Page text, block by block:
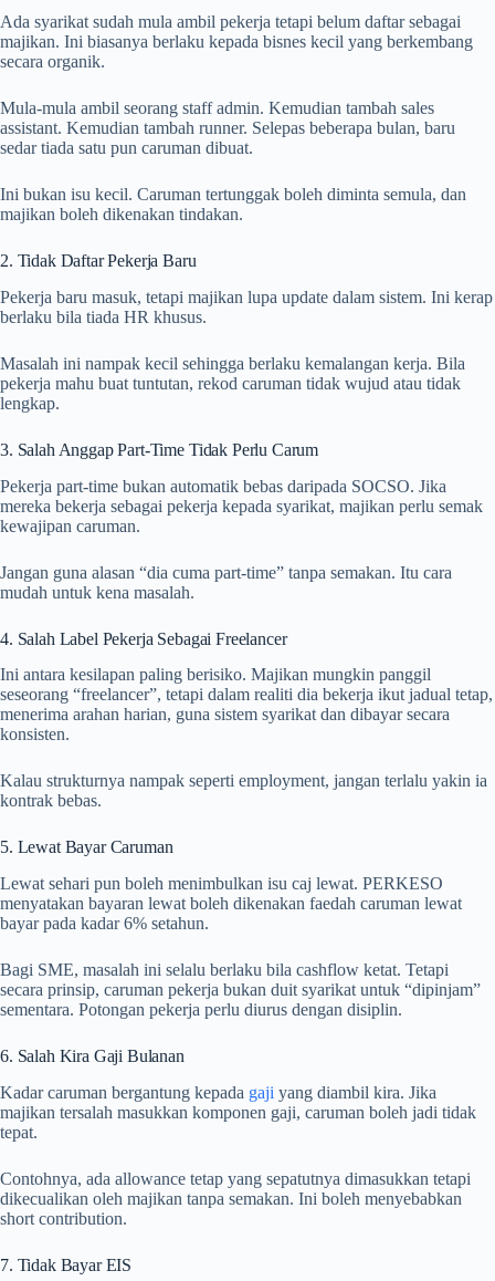
Ada syarikat sudah mula ambil pekerja tetapi belum daftar sebagai
majikan. Ini biasanya berlaku kepada bisnes kecil yang berkembang
secara organik.
Mula-mula ambil seorang staff admin. Kemudian tambah sales
assistant. Kemudian tambah runner. Selepas beberapa bulan, baru
sedar tiada satu pun caruman dibuat.
Ini bukan isu kecil. Caruman tertunggak boleh diminta semula, dan
majikan boleh dikenakan tindakan.
2. Tidak Daftar Pekerja Baru
Pekerja baru masuk, tetapi majikan lupa update dalam sistem. Ini kerap
berlaku bila tiada HR khusus.
Masalah ini nampak kecil sehingga berlaku kemalangan kerja. Bila
pekerja mahu buat tuntutan, rekod caruman tidak wujud atau tidak
lengkap.
3. Salah Anggap Part-Time Tidak Perlu Carum
Pekerja part-time bukan automatik bebas daripada SOCSO. Jika
mereka bekerja sebagai pekerja kepada syarikat, majikan perlu semak
kewajipan caruman.
Jangan guna alasan “dia cuma part-time” tanpa semakan. Itu cara
mudah untuk kena masalah.
4. Salah Label Pekerja Sebagai Freelancer
Ini antara kesilapan paling berisiko. Majikan mungkin panggil
seseorang “freelancer”, tetapi dalam realiti dia bekerja ikut jadual tetap,
menerima arahan harian, guna sistem syarikat dan dibayar secara
konsisten.
Kalau strukturnya nampak seperti employment, jangan terlalu yakin ia
kontrak bebas.
5. Lewat Bayar Caruman
Lewat sehari pun boleh menimbulkan isu caj lewat. PERKESO
menyatakan bayaran lewat boleh dikenakan faedah caruman lewat
bayar pada kadar 6% setahun.
Bagi SME, masalah ini selalu berlaku bila cashflow ketat. Tetapi
secara prinsip, caruman pekerja bukan duit syarikat untuk “dipinjam”
sementara. Potongan pekerja perlu diurus dengan disiplin.
6. Salah Kira Gaji Bulanan
Kadar caruman bergantung kepada gaji yang diambil kira. Jika
majikan tersalah masukkan komponen gaji, caruman boleh jadi tidak
tepat.
Contohnya, ada allowance tetap yang sepatutnya dimasukkan tetapi
dikecualikan oleh majikan tanpa semakan. Ini boleh menyebabkan
short contribution.
7. Tidak Bayar EIS